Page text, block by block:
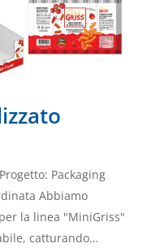
Packaging
Abbiamo
la linea "MiniGriss"
catturando…